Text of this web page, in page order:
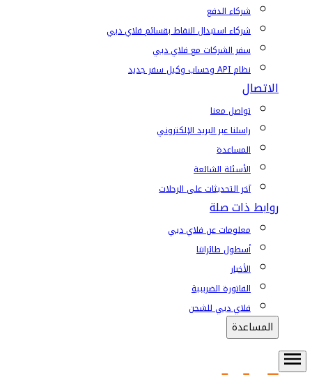
شركاء الدفع
شركاء استبدال النقاط بقسائم فلاي دبي
سفر الشركات مع فلاي دبي
نظام API وحساب وكيل سفر جديد
الاتصال
تواصل معنا
راسلنا عبر البريد الإلكتروني
المساعدة
الأسئلة الشائعة
آخر التحديثات على الرحلات
روابط ذات صلة
معلومات عن فلاي دبي
أسطول طائراتنا
الأخبار
الفاتورة الضريبية
فلاي دبي للشحن
المساعدة